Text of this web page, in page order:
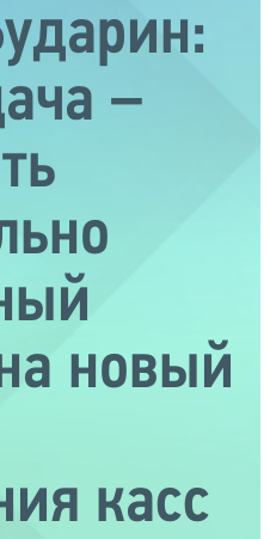
–
новый
касс